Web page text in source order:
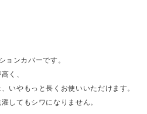
ンカバーです。
く、
いやもっと長くお使いいただけます。
してもシワになりません。